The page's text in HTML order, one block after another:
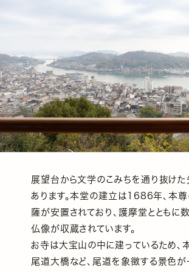
展望台から文学のこみちを通り抜けた
あります。本堂の建立は1686年、本
薩が安置されており、護摩堂とともに
仏像が収蔵されています。
お寺は大宝山の中に建っているため、
尾道大橋など、尾道を象徴する景色が